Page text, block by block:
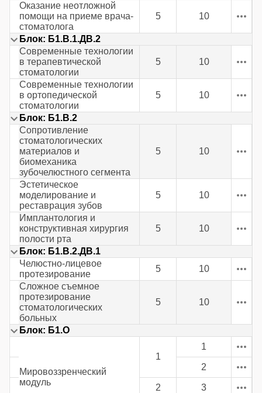
Оказание неотложной
помощи на приеме врача-
стоматолога
5 10
Блок: Б1.В.1.ДВ.2
Современные технологии
в терапевтической
стоматологии
5 10
Современные технологии
в ортопедической
стоматологии
5 10
Блок: Б1.В.2
Сопротивление
стоматологических
материалов и
биомеханика
зубочелюстного сегмента
5 10
Эстетическое
моделирование и
реставрация зубов
5 10
Имплантология и
конструктивная хирургия
полости рта
5 10
Блок: Б1.В.2.ДВ.1
Челюстно-лицевое
протезирование
5
10
Сложное съемное
протезирование
стоматологических
больных
5 10
Блок: Б1.О
Мировоззренческий
модуль
1
1
2
2 3